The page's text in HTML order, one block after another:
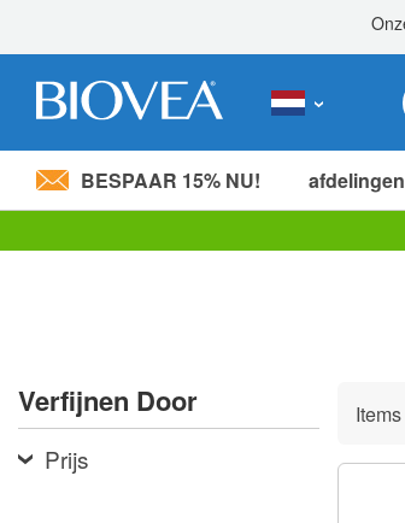
Let
Druk
op
Control-
F11
BESPAAR 15% NU! afdelingen
Verfijnen Door
Prijs
Items